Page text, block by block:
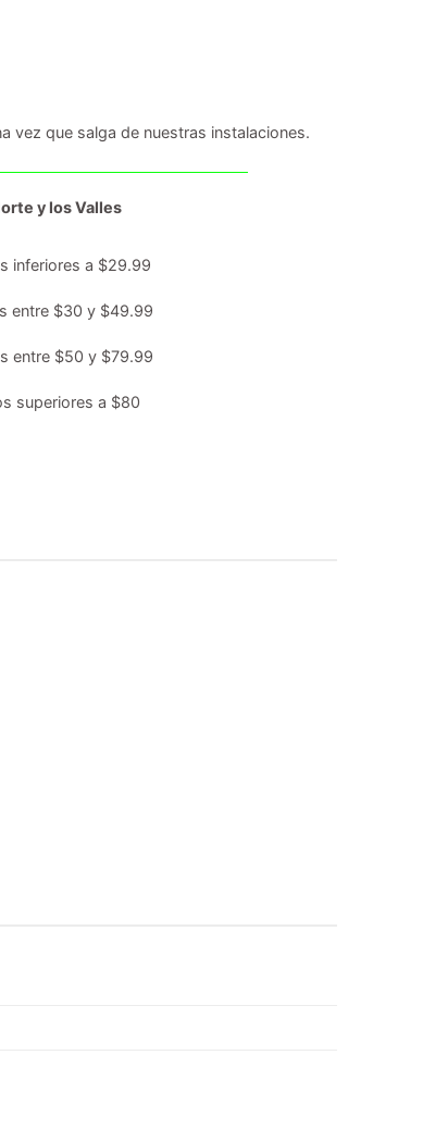
vez que salga de nuestras instalaciones.
y los Valles
inferiores a $29.99
entre $30 y $49.99
entre $50 y $79.99
superiores a $80